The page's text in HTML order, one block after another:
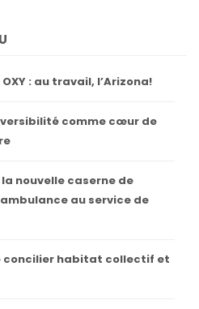
: au travail, l’Arizona!
comme cœur de
nouvelle caserne de
au service de
concilier habitat collectif et